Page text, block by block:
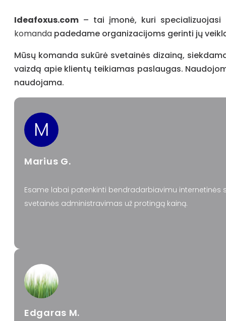
Ideafoxus.com – tai įmonė, kuri
komanda padedame organizacijoms gerinti jų
Mūsų komanda sukūrė svetainės dizainą,
vaizdą apie klientų teikiamas paslaugas.
naudojama.
M
Marius G.
Esame labai patenkinti bendradarbiavimu internetinės
svetainės administravimas už protingą kainą.
Edgaras M.